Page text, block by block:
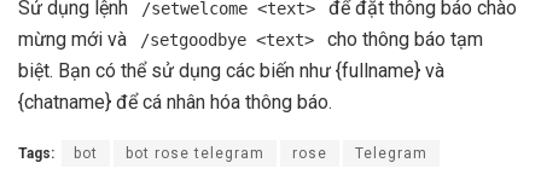
Sử dụng lệnh /setwelcome <text>
để đặt thông báo chào
mừng mới và
/setgoodbye <text>
cho thông báo tạm
biệt. Bạn có thể sử dụng các biến như {fullname} và
{chatname} để cá nhân hóa thông báo.
Tags: bot bot rose telegram rose Telegram